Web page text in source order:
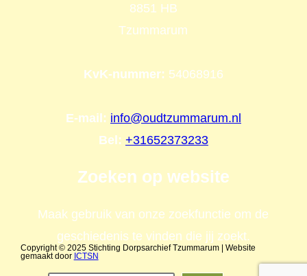
8851 HB
Tzummarum
KvK-nummer: 54068916
E-mail: info@oudtzummarum.nl
Bel: +31652373233
Zoeken op website
Maak gebruik van onze zoekfunctie om de
geschiedenis te vinden die jij zoekt.
Copyright © 2025 Stichting Dorpsarchief Tzummarum | Website
gemaakt door ICTSN